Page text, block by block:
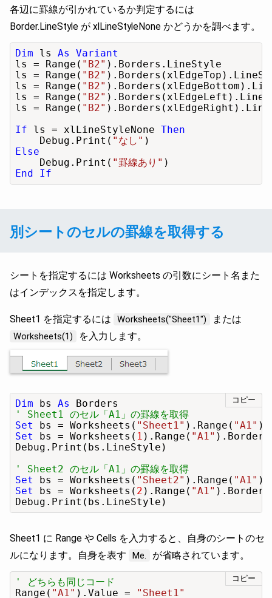
各辺に罫線が引かれているか判定するには
Border.LineStyle が xlLineStyleNone かどうかを調べます。
Dim ls As Variant
ls = Range( "B2"
ls = Range( "B2"
ls = Range( "B2"
ls = Range( "B2"
ls = Range( "B2"
If ls = xlLineStyleNone Then
    Debug.Print(
"なし"
Else
    Debug.Print(
"罫線あり"
End If
別シートのセルの罫線を取得する
シートを指定するには Worksheets の引数にシート名また
はインデックスを指定します。
Sheet1 を指定するには Worksheets("Sheet1") または
Worksheets(1) を入力します。
コピー
Dim bs As
' Sheet1 のセル「A1」の罫線を取得
Set
bs = Worksheets( "Sheet1" ).Range( "A1"
Set
bs = Worksheets( 1 ).Range( "A1" ).Borders
Debug.Print(bs.LineStyle)
' Sheet2 のセル「A1」の罫線を取得
Set
bs = Worksheets( "Sheet2" ).Range( "A1"
Set
bs = Worksheets( 2 ).Range( "A1" ).Borders
Debug.Print(bs.LineStyle)
Sheet1 に Range や Cells を入力すると、自身のシートのセ
ルになります。自身を表す
Me. が省略されています。
コピー
' どちらも同じコード
Range( "A1" ).Value =
"Sheet1"